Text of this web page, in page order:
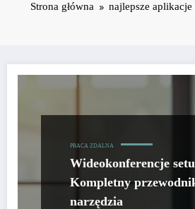
Strona główna najlepsze
PRACA ZDALNA
Wideokonferencje
Kompletny
narzędzia